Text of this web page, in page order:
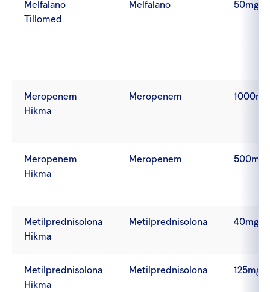
Melfalano
Tillomed
Melfalano 50mg
Meropenem
Hikma
Meropenem 1000mg
Meropenem
Hikma
Meropenem 500mg
Metilprednisolona
Hikma
Metilprednisolona 40mg
Metilprednisolona
Hikma
Metilprednisolona 125mg